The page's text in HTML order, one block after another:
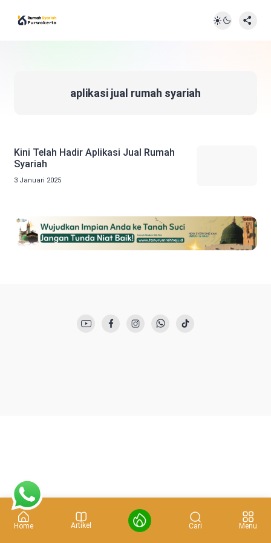
aplikasi jual rumah syariah
Kini Telah Hadir Aplikasi Jual Rumah
Syariah
3 Januari 2025
Home Artikel Cari Menu